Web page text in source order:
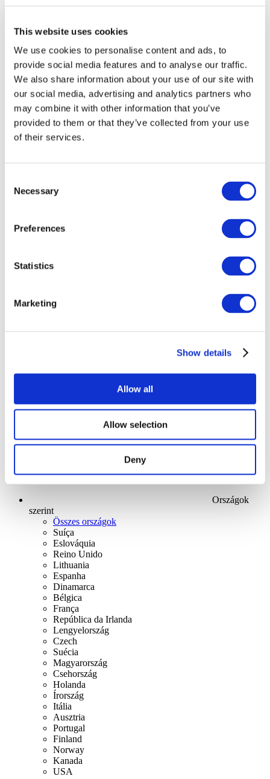
This website uses cookies
We use cookies to personalise content and ads, to
provide social media features and to analyse our traffic.
We also share information about your use of our site with
our social media, advertising and analytics partners who
may combine it with other information that you’ve
provided to them or that they’ve collected from your use
of their services.
Selection
Necessary
Preferences
Statistics
Marketing
Show details
Allow all
Allow selection
Deny
Összes
Concertos
Országok
szerint
Összes országok
Suíça
Eslováquia
Reino Unido
Lithuania
Espanha
Dinamarca
Bélgica
França
República da Irlanda
Lengyelország
Czech
Suécia
Magyarország
Csehország
Holanda
Írország
Itália
Ausztria
Portugal
Finland
Norway
Kanada
USA